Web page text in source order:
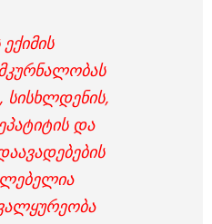
სისხლდენის,
და